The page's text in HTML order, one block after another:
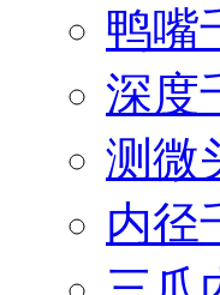
鸭嘴
深度
测微
内径